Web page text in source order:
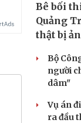
Bê bối
Quảng
thật bị
Bộ
người
dâm"
Vụ án
ra đầu